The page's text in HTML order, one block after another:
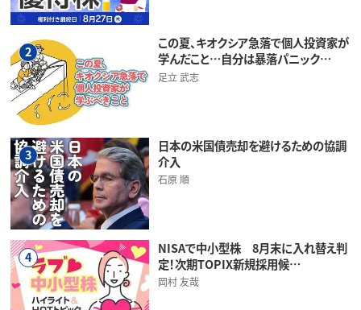
2
この夏、キオクシア急落で個人投資家が
学んだこと…自分は暴落パニック…
足立 武志
3
日本の米国債売却を避けるための協調
介入
石原 順
4
NISAで中小型株 8月末に入れ替え判
定！次期TOPIX新規採用候…
岡村 友哉